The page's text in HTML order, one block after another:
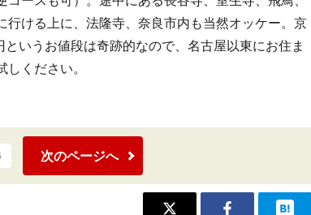
ける上に、法隆寺、奈良市内も当然オッケー。京
いうお値段は奇跡的なので、名古屋以東にお住ま
ください。
次のページへ